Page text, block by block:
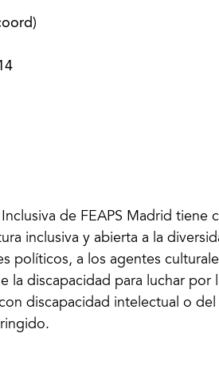
de FEAPS Madrid tiene
inclusiva y abierta a la
políticos, a los agentes
la discapacidad para luchar por
discapacidad intelectual o